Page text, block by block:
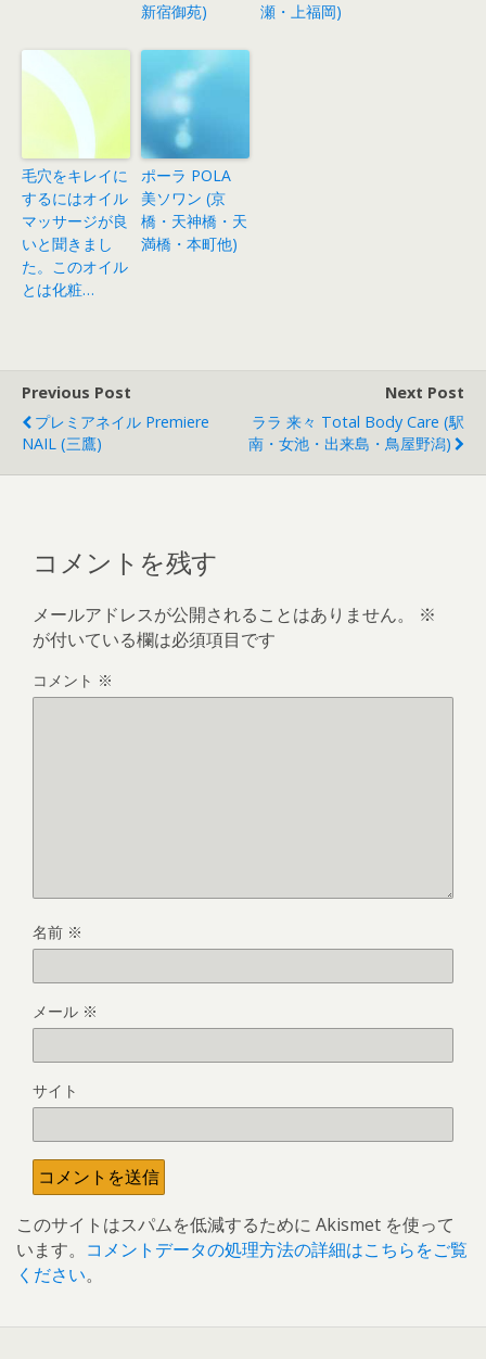
新宿御苑)
瀬・上福岡)
毛穴をキレイに
するにはオイル
マッサージが良
いと聞きまし
た。このオイル
とは化粧…
ポーラ POLA
美ソワン (京
橋・天神橋・天
満橋・本町他)
Previous Post
プレミアネイル Premiere
NAIL (三鷹)
Next Post
ララ 来々 Total Body Care (駅
南・女池・出来島・鳥屋野潟)
コメントを残す
メールアドレスが公開されることはありません。
※
が付いている欄は必須項目です
コメント ※
名前 ※
メール ※
サイト
このサイトはスパムを低減するために Akismet を使って
います。 コメントデータの処理方法の詳細はこちらをご覧
ください。